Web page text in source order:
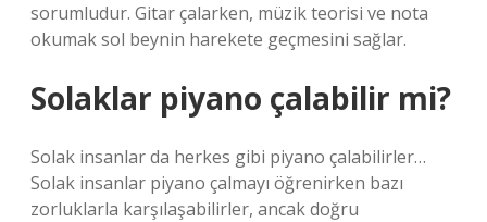
sorumludur. Gitar çalarken, müzik teorisi ve nota
okumak sol beynin harekete geçmesini sağlar.
Solaklar piyano çalabilir mi?
Solak insanlar da herkes gibi piyano çalabilirler…
Solak insanlar piyano çalmayı öğrenirken bazı
zorluklarla karşılaşabilirler, ancak doğru